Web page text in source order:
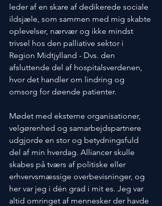
leder af en skare af dedikerede sociale
ildsjæle, som sammen med mig skabte
oplevelser, nærvær og ikke mindst
trivsel hos den palliative sektor i
Region Midtjylland - Dvs. den
afsluttende del af hospitalsverdenen,
hvor det handler om lindring og
omsorg for døende patienter.
Mødet med eksterne organisationer,
velgørenhed og samarbejdspartnere
udgjorde en stor og betydningsfuld
del af min hverdag. Alliancer skulle
skabes på tværs af politiske eller
erhvervsmæssige overbevisninger, og
her var jeg i dén grad i mit es. Jeg var
altid omringet af mennesker der havde